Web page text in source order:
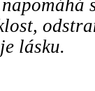
lásku.